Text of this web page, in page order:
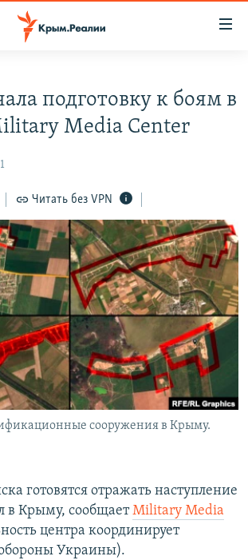
КРЫМА
КРЫМА. 11 ИСТОРИЙ СОПРОТИВЛЕНИЯ
подготовку к боям в
Media Center
Читать без VPN
сооружения в Крыму.
готовятся отражать наступление
в Крыму, сообщаетMilitary Media
центра координирует
Украины).